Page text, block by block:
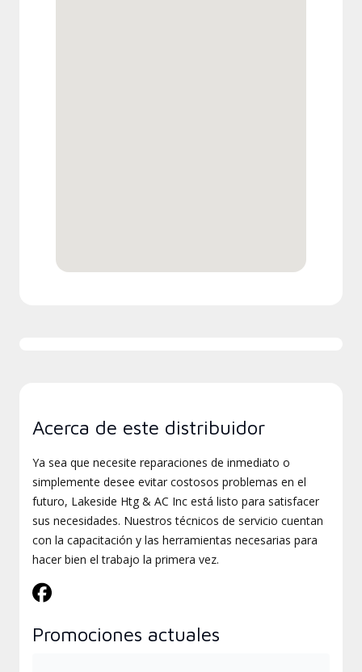
Acerca de este distribuidor
Ya sea que necesite reparaciones de inmediato o
simplemente desee evitar costosos problemas en el
futuro, Lakeside Htg & AC Inc está listo para satisfacer
sus necesidades. Nuestros técnicos de servicio cuentan
con la capacitación y las herramientas necesarias para
hacer bien el trabajo la primera vez.
Promociones actuales